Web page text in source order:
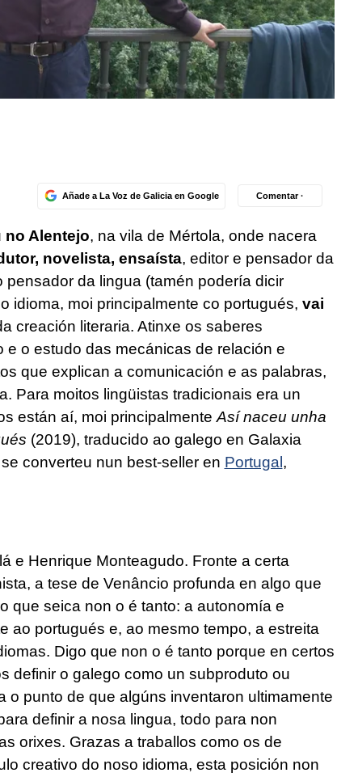
Añade a La Voz de Galicia en Google Comentar ·
no Alentejo, na vila de Mértola, onde nacera
novelista, ensaísta, editor e pensador da
pensador da lingua (tamén podería dicir
idioma, moi principalmente co portugués, vai
creación literaria. Atinxe os saberes
e o estudo das mecánicas de relación e
que explican a comunicación e as palabras,
Para moitos lingüistas tradicionais era un
están aí, moi principalmenteAsí naceu unha
(2019), traducido ao galego en Galaxia
converteu nun best-seller en Portugal ,
e Henrique Monteagudo. Fronte a certa
a tese de Venâncio profunda en algo que
que seica non o é tanto: a autonomía e
ao portugués e, ao mesmo tempo, a estreita
Digo que non o é tanto porque en certos
definir o galego como un subproduto ou
o punto de que algúns inventaron ultimamente
definir a nosa lingua, todo para non
orixes. Grazas a traballos como os de
creativo do noso idioma, esta posición non